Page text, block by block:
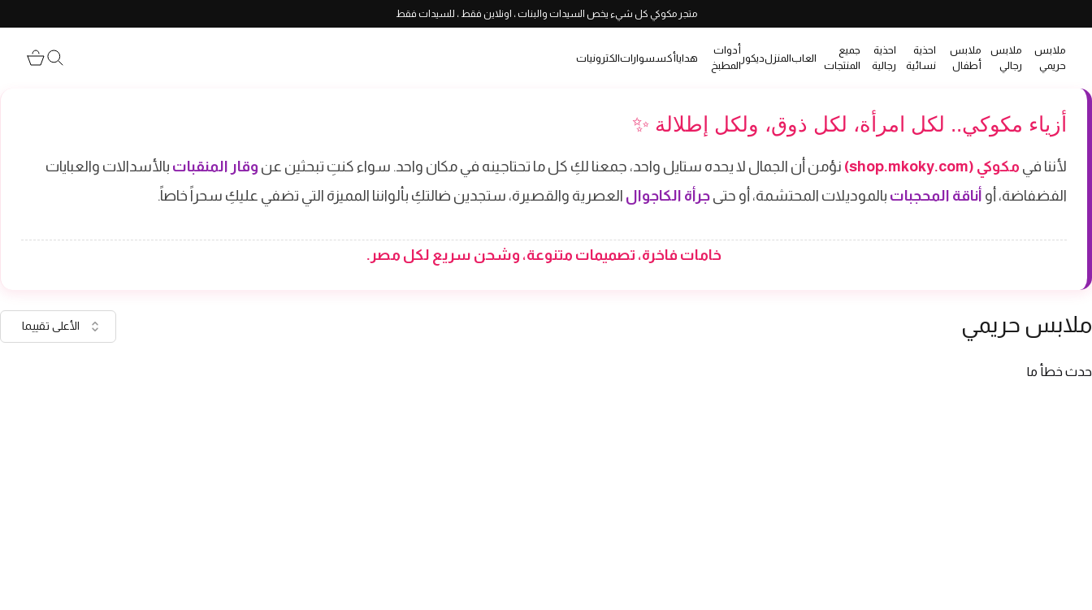
متجر مكوكي كل شيء يخص السيدات والبنات ، اونلاين فقط ، للسيدات فقط
ملابس
حريمي
ملابس
رجالي
ملابس
أطفال
احذية
نسائية
احذية
رجالية
جميع
المنتجات
العابالمنزلديكور
أدوات
المطبخ
هداياأكسسواراتالكترونيات
أزياء مكوكي.. لكل امرأة، لكل ذوق، ولكل إطلالة ✨
لأننا في مكوكي (shop.mkoky.com) نؤمن أن الجمال لا يحده ستايل واحد، جمعنا لكِ كل ما تحتاجينه في مكان واحد. سواء كنتِ تبحثين عن وقار المنقبات بالأسدالات والعبايات
الفضفاضة، أو أناقة المحجبات بالموديلات المحتشمة، أو حتىجرأة الكاجوال العصرية والقصيرة، ستجدين ضالتكِ بألواننا المميزة التي تضفي عليكِ سحراً خاصاً.
خامات فاخرة، تصميمات متنوعة، وشحن سريع لكل مصر.
ملابس حريمي الأعلى تقييما
حدث خطأ ما